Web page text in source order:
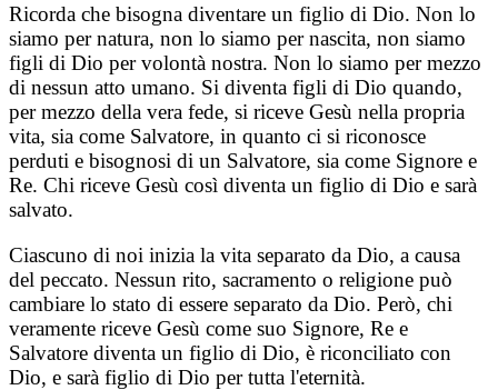
Ricorda che bisogna diventare un figlio di Dio. Non lo
siamo per natura, non lo siamo per nascita, non siamo
figli di Dio per volontà nostra. Non lo siamo per mezzo
di nessun atto umano. Si diventa figli di Dio quando,
per mezzo della vera fede, si riceve Gesù nella propria
vita, sia come Salvatore, in quanto ci si riconosce
perduti e bisognosi di un Salvatore, sia come Signore e
Re. Chi riceve Gesù così diventa un figlio di Dio e sarà
salvato.
Ciascuno di noi inizia la vita separato da Dio, a causa
del peccato. Nessun rito, sacramento o religione può
cambiare lo stato di essere separato da Dio. Però, chi
veramente riceve Gesù come suo Signore, Re e
Salvatore diventa un figlio di Dio, è riconciliato con
Dio, e sarà figlio di Dio per tutta l'eternità.